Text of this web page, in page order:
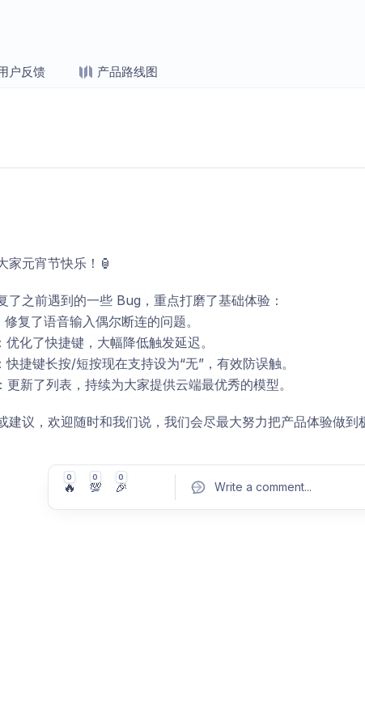
户反馈 产品路线图
家元宵节快乐！🏮
了之前遇到的一些 Bug，重点打磨了基础体验：
复了语音输入偶尔断连的问题。
优化了快捷键，大幅降低触发延迟。
快捷键长按/短按现在支持设为“无”，有效防误触。
更新了列表，持续为大家提供云端最优秀的模型。
建议，欢迎随时和我们说，我们会尽最大努力把产品体验做到
0
🔥
0
💯
0
🎉 Write a comment...